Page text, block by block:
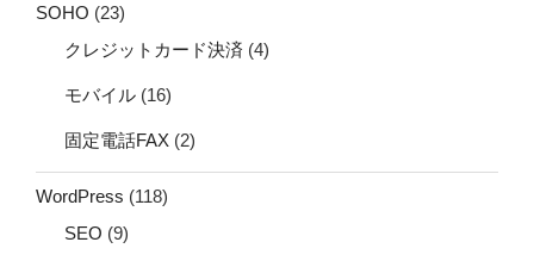
SOHO (23)
クレジットカード決済 (4)
モバイル (16)
固定電話FAX (2)
WordPress (118)
SEO (9)